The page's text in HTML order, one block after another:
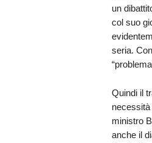
un
col suo
seria.
Quindi il
necessità
ministro
anche il